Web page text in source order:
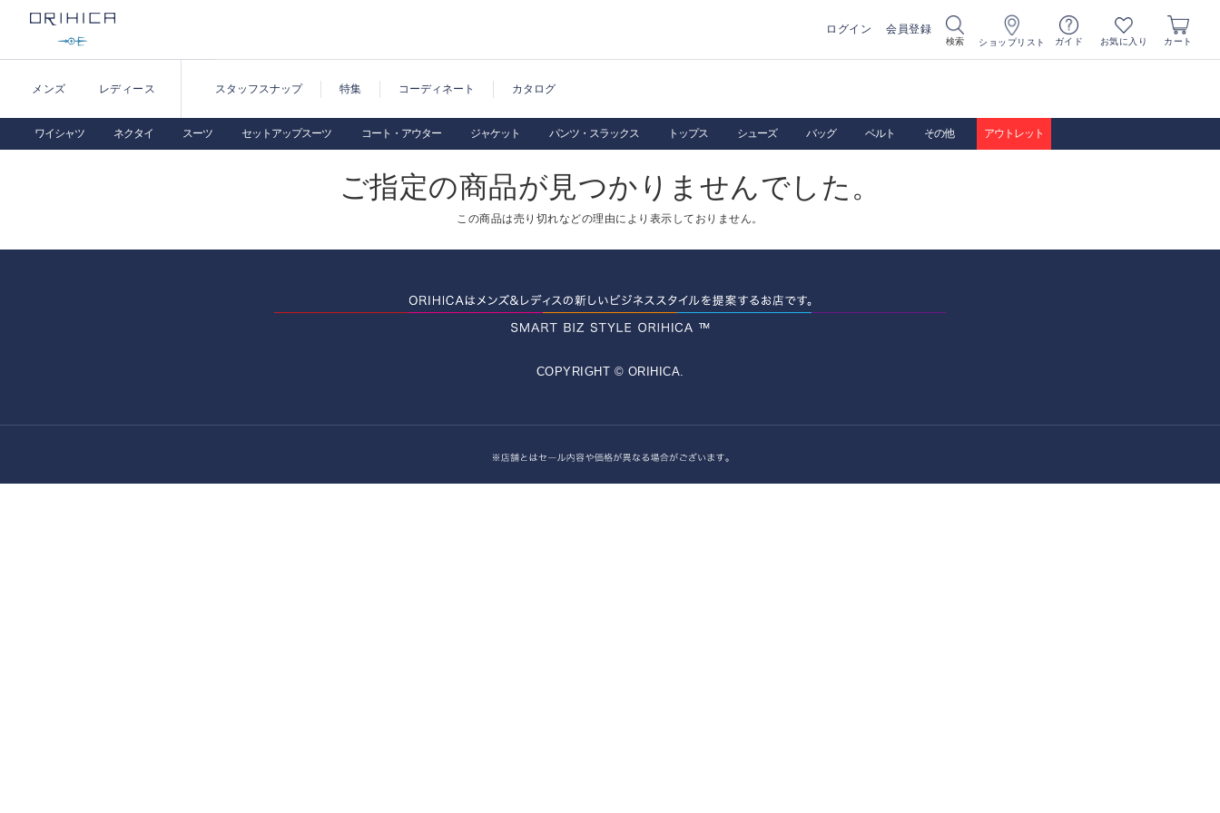
ログイン 会員登録
検索 ショップリスト ガイド お気に入り カート
メンズ レディース スタッフスナップ 特集 コーディネート カタログ
ワイシャツ ネクタイ スーツ セットアップスーツ コート・アウター ジャケット パンツ・スラックス トップス シューズ バッグ ベルト その他 アウトレット
ご指定の商品が見つかりませんでした。
この商品は売り切れなどの理由により表示しておりません。
COPYRIGHT © ORIHICA.